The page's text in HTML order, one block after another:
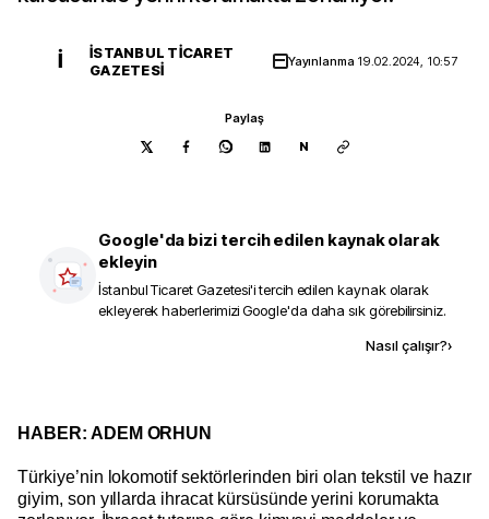
İ
İSTANBUL TICARET
GAZETESI
Yayınlanma 19.02.2024, 10:57
Paylaş
N
Google'da bizi tercih edilen kaynak olarak
ekleyin
İstanbul Ticaret Gazetesi'i tercih edilen kaynak olarak
ekleyerek haberlerimizi Google'da daha sık görebilirsiniz.
Nasıl çalışır?›
HABER: ADEM ORHUN
Türkiye’nin lokomotif sektörlerinden biri olan tekstil ve hazır
giyim, son yıllarda ihracat kürsüsünde yerini korumakta